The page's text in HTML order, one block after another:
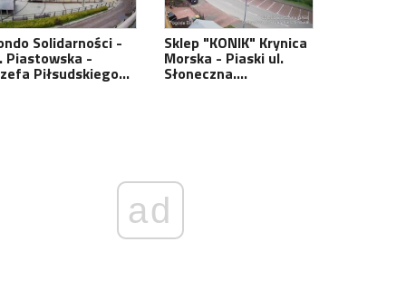
Solidarności -
Piastowska -
Piłsudskiego…
Sklep "KONIK" Krynica
Morska - Piaski ul.
Słoneczna.…
ad